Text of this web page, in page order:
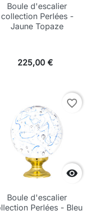
Boule d'escalier
collection Perlées -
Jaune Topaze
225,00 €

favorite_border
Boule d'escalier
Perlées - Bleu